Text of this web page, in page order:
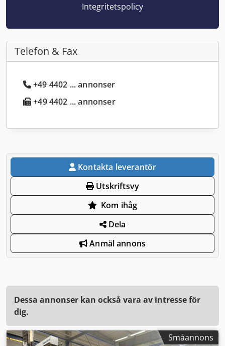
Integritetspolicy
Telefon & Fax
+49 4402 ... annonser
+49 4402 ... annonser
Kontakta leverantör
Utskriftsvy
Kom ihåg
Dela
Anmäl annons
Dessa annonser kan också vara av intresse för
dig.
Småannons